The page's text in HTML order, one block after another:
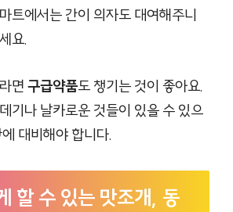
트에서는 간이 의자도 대여해주니
요.
면 구급약품도 챙기는 것이 좋아요.
기나 날카로운 것들이 있을 수 있으
대비해야 합니다.
할 수 있는 맛조개, 동